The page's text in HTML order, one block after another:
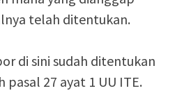
telah ditentukan.
di sini sudah ditentukan
27 ayat 1 UU ITE.